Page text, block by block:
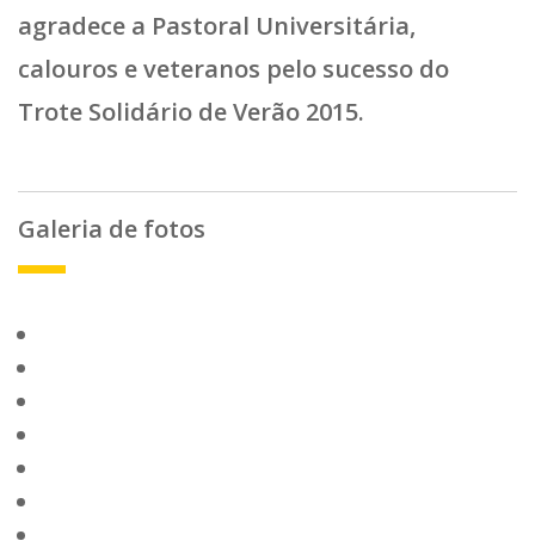
agradece a Pastoral Universitária,
calouros e veteranos pelo sucesso do
Trote Solidário de Verão 2015.
Galeria de fotos